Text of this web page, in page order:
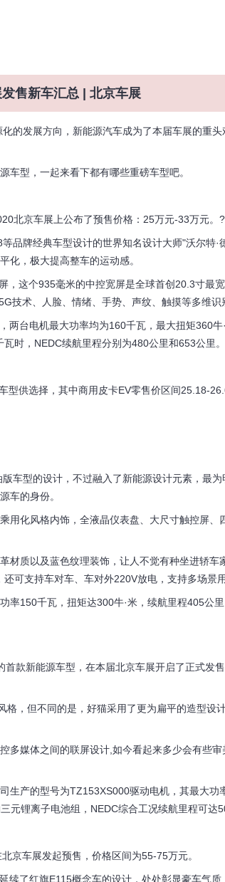
售新车汇总 | 北京车展
发展方向，新能源汽车成为了本届车展的重头
型，一起来看下都有哪些重磅车型吧。
北京车展上公布了预售价格：25万元-33万元。?
牌经典车型设计的世界知名设计大师"沃尔特·
化，极大提高整车的运动感。
这个935毫米的中控宽屏是全球首创20.3寸最
技术、人脸、情绪、手势、声纹、触摸等多维识
台电机最大功率均为160千瓦，最大扭矩360牛
时，NEDC续航里程分别为480公里和653公里。
供选择，其中商用皮卡EV零售价区间25.18-
型的设计，不过融入了新能源设计元素，最为
车的身份。
化风格内饰，全液晶仪表盘、大尺寸触控屏、
质以及蓝色纹理装饰，让人不觉有种坐进轿车
可支持车对车、车对外220V放电，支持多场景用
150千瓦，扭矩达300牛·米，续航里程405公
新能源车型，在本届北京车展开启了正式发
，但不同的是，好猫采用了更为扁平的造型设
媒体之间的联屏设计,如今看起来多少会有些审
产的型号为TZ153XS000驱动电机，其最大功
元锂离子电池组，NEDC综合工况续航里程可达
车展发起预售，价格区间为55-75万元。
了红旗E115概念车的设计，处处彰显豪车气质